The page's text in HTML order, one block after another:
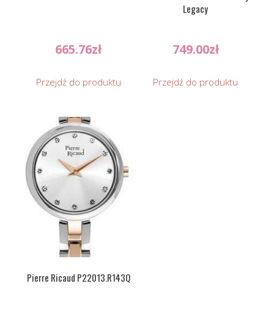
665.76zł
Przejdź do produktu
Legacy
749.00zł
Przejdź do produktu
Pierre Ricaud P22013.R143Q